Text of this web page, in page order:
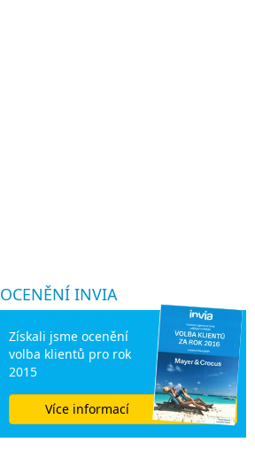
OCENĚNÍ INVIA
Získali jsme ocenění
volba klientů pro rok
2015
Více informací